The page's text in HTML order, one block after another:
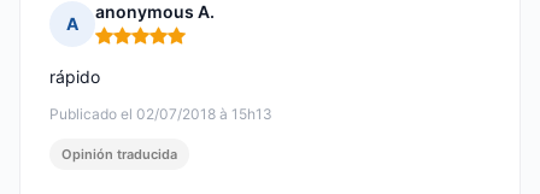
A
anonymous A.
Nota: 5 de 5
Publicado el 02/07/2018 à 15h13
rápido
Opinión traducida